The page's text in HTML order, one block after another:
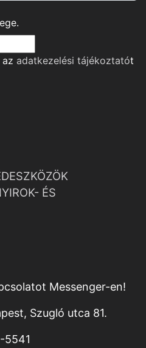
adatkezelési tájékoztatót
ÉS
Messenger-en!
Szugló utca 81.
5541